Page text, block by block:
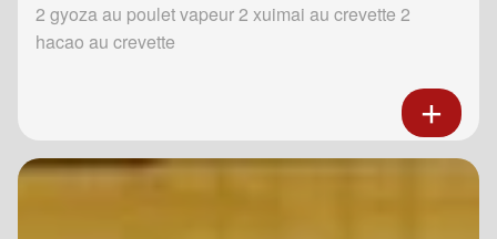
2 gyoza au poulet vapeur 2 xuimai au crevette 2
hacao au crevette